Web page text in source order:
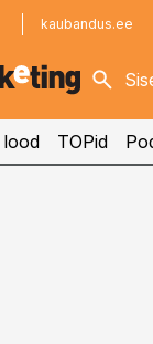
kaubandus.ee
lood TOPid